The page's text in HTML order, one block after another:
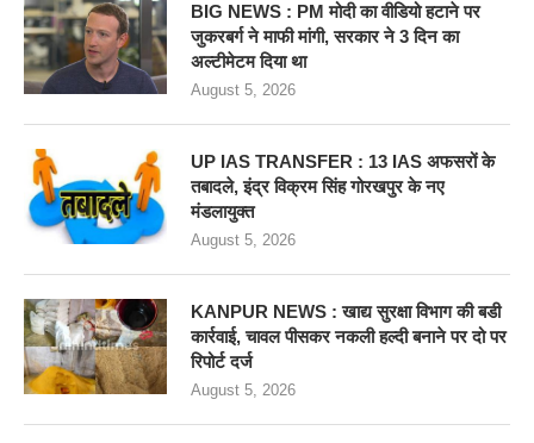
BIG NEWS : PM मोदी का वीडियो हटाने पर
जुकरबर्ग ने माफी मांगी, सरकार ने 3 दिन का
अल्टीमेटम दिया था
August 5, 2026
UP IAS TRANSFER : 13 IAS अफसरों के
तबादले, इंद्र विक्रम सिंह गोरखपुर के नए
मंडलायुक्त
August 5, 2026
KANPUR NEWS : खाद्य सुरक्षा विभाग की बडी
कार्रवाई, चावल पीसकर नकली हल्दी बनाने पर दो पर
रिपोर्ट दर्ज
August 5, 2026